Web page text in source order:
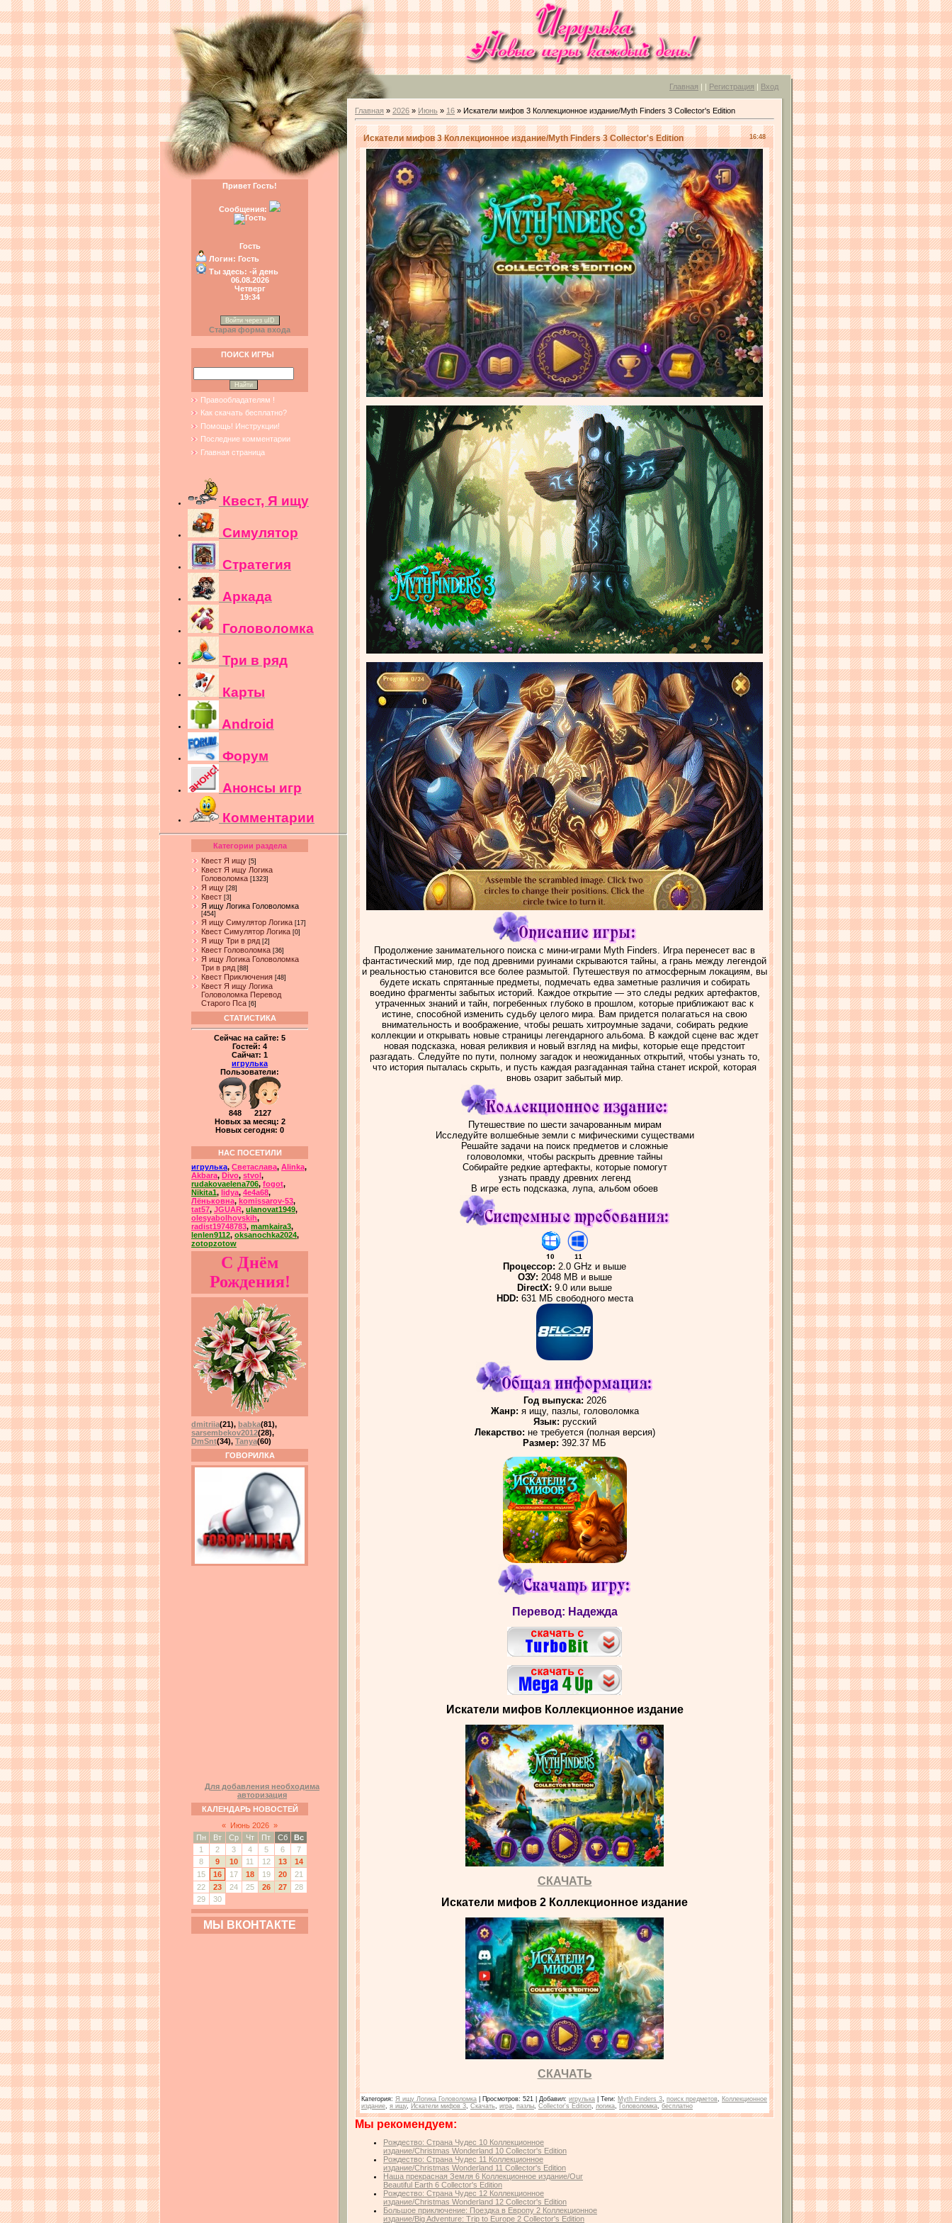
Главная | | Регистрация | Вход
Привет Гость!
Сообщения:
Гость
Логин: Гость
Ты здесь: -й день
06.08.2026
Четверг
19:34
Войти через uID
Старая форма входа
ПОИСК ИГРЫ
Правообладателям !
Как скачать бесплатно?
Помощь! Инструкции!
Последние комментарии
Главная страница
Квест, Я ищу
Симулятор
Стратегия
Аркада
Головоломка
Три в ряд
Карты
Android
Форум
Анонсы игр
Комментарии
Категории раздела
Квест Я ищу [5]
Квест Я ищу Логика
Головоломка [1323]
Я ищу [28]
Квест [3]
Я ищу Логика Головоломка
[454]
Я ищу Симулятор Логика [17]
Квест Симулятор Логика [0]
Я ищу Три в ряд [2]
Квест Головоломка [36]
Я ищу Логика Головоломка
Три в ряд [88]
Квест Приключения [48]
Квест Я ищу Логика
Головоломка Перевод
Старого Пса [6]
СТАТИСТИКА
Сейчас на сайте: 5
Гостей: 4
Сайчат: 1
игрулька
Пользователи:
848 2127
Новых за месяц: 2
Новых сегодня: 0
НАС ПОСЕТИЛИ
игрулька, Светаслава, Alinka,
Akbara, Divo, stvol ,
rudakovaelena706, fogot,
Nikita1, lidya, 4e4a68,
Лёньковна, komissarov-53,
tat57, JGUAR, ulanovat1949,
olesyabolhovskih,
radist19748783, mamkaira3,
lenlen9112, oksanochka2024,
zotopzotow
С Днём
Рождения!
dmitriia(21), babka(81),
sarsembekov2012(28),
DmSnt(34), Tanya(60)
ГОВОРИЛКА
Для добавления необходима
авторизация
КАЛЕНДАРЬ НОВОСТЕЙ
«
Июнь 2026 »
Пн
Вт Ср Чт Пт Сб
Вс
1
2 3 4 5 6
7
8
9 10 11 12 13
14
15
16 17 18 19 20
21
22
23 24 25 26 27
28
29
30
МЫ ВКОНТАКТЕ
Главная » 2026 » Июнь » 16 » Искатели мифов 3 Коллекционное издание/Myth Finders 3 Collector's Edition
16:48
Искатели мифов 3 Коллекционное издание/Myth Finders 3 Collector's Edition
Продолжение занимательного поиска с мини-играми Myth Finders. Игра перенесет вас в
фантастический мир, где под древними руинами скрываются тайны, а грань между легендой
и реальностью становится все более размытой. Путешествуя по атмосферным локациям, вы
будете искать спрятанные предметы, подмечать едва заметные различия и собирать
воедино фрагменты забытых историй. Каждое открытие — это следы редких артефактов,
утраченных знаний и тайн, погребенных глубоко в прошлом, которые приближают вас к
истине, способной изменить судьбу целого мира. Вам придется полагаться на свою
внимательность и воображение, чтобы решать хитроумные задачи, собирать редкие
коллекции и открывать новые страницы легендарного альбома. В каждой сцене вас ждет
новая подсказка, новая реликвия и новый взгляд на мифы, которые еще предстоит
разгадать. Следуйте по пути, полному загадок и неожиданных открытий, чтобы узнать то,
что история пыталась скрыть, и пусть каждая разгаданная тайна станет искрой, которая
вновь озарит забытый мир.
Путешествие по шести зачарованным мирам
Исследуйте волшебные земли с мифическими существами
Решайте задачи на поиск предметов и сложные
головоломки, чтобы раскрыть древние тайны
Собирайте редкие артефакты, которые помогут
узнать правду древних легенд
В игре есть подсказка, лупа, альбом обоев
Процессор: 2.0 GHz и выше
ОЗУ: 2048 MB и выше
DirectX: 9.0 или выше
HDD: 631 МБ свободного места
Год выпуска: 2026
Жанр: я ищу, пазлы, головоломка
Язык: русский
Лекарство: не требуется (полная версия)
Размер: 392.37 МБ
Перевод: Надежда
Искатели мифов Коллекционное издание
СКАЧАТЬ
Искатели мифов 2 Коллекционное издание
СКАЧАТЬ
Категория: Я ищу Логика Головоломка Просмотров: 521 | Добавил: игрулька Теги: Myth Finders 3 поиск предметов
Коллекционное
издание я ищу, Искатели мифов 3 Скачать игра пазлы Collector's Edition логика Головоломка бесплатно
Мы рекомендуем:
Рождество: Страна Чудес 10 Коллекционное
издание/Christmas Wonderland 10 Collector's Edition
Рождество: Страна Чудес 11 Коллекционное
издание/Christmas Wonderland 11 Collector's Edition
Наша прекрасная Земля 6 Коллекционное издание/Our
Beautiful Earth 6 Collector's Edition
Рождество: Страна Чудес 12 Коллекционное
издание/Christmas Wonderland 12 Collector's Edition
Большое приключение: Поездка в Европу 2 Коллекционное
издание/Big Adventure: Trip to Europe 2 Collector's Edition